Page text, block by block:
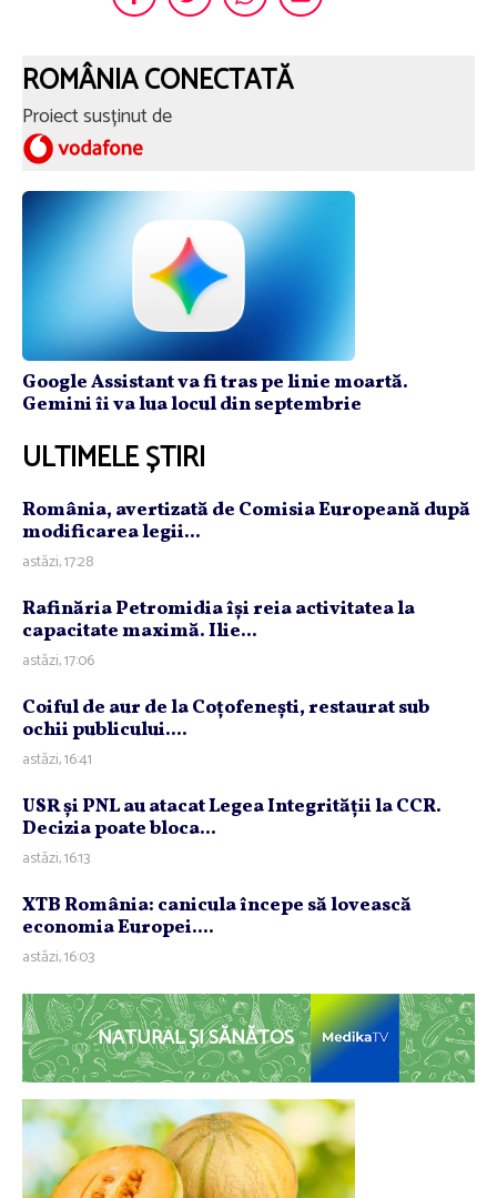
ROMÂNIA CONECTATĂ
Proiect susținut de
Google Assistant va fi tras pe linie moartă.
Gemini îi va lua locul din septembrie
ULTIMELE ȘTIRI
România, avertizată de Comisia Europeană după
modificarea legii...
astăzi, 17:28
Rafinăria Petromidia îşi reia activitatea la
capacitate maximă. Ilie...
astăzi, 17:06
Coiful de aur de la Coţofeneşti, restaurat sub
ochii publicului....
astăzi, 16:41
USR şi PNL au atacat Legea Integrităţii la CCR.
Decizia poate bloca...
astăzi, 16:13
XTB România: canicula începe să lovească
economia Europei....
astăzi, 16:03
NATURAL ȘI SĂNĂTOS